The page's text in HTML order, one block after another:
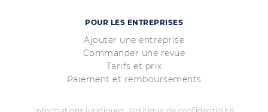
POUR LES ENTREPRISES
Ajouter une entreprise
Commander une revue
Tarifs et prix
Paiement et remboursements